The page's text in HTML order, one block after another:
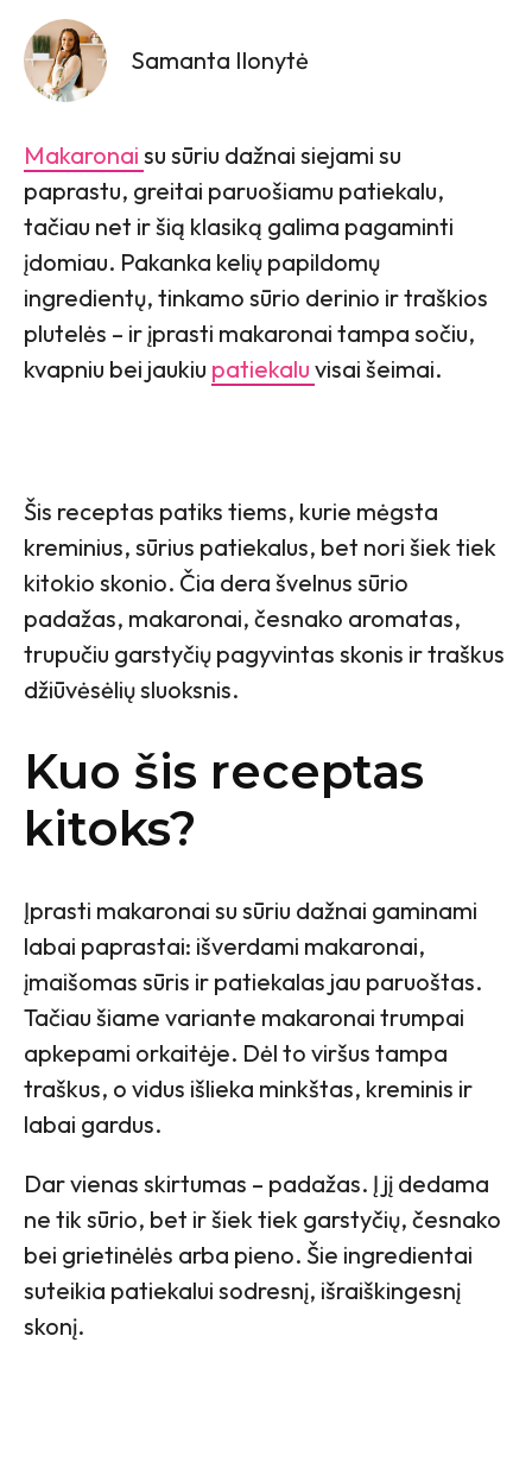
Samanta Ilonytė
Makaronai su sūriu dažnai siejami su
paprastu, greitai paruošiamu patiekalu,
tačiau net ir šią klasiką galima pagaminti
įdomiau. Pakanka kelių papildomų
ingredientų, tinkamo sūrio derinio ir traškios
plutelės – ir įprasti makaronai tampa sočiu,
kvapniu bei jaukiu patiekalu visai šeimai.
Šis receptas patiks tiems, kurie mėgsta
kreminius, sūrius patiekalus, bet nori šiek tiek
kitokio skonio. Čia dera švelnus sūrio
padažas, makaronai, česnako aromatas,
trupučiu garstyčių pagyvintas skonis ir traškus
džiūvėsėlių sluoksnis.
Kuo šis receptas
kitoks?
Įprasti makaronai su sūriu dažnai gaminami
labai paprastai: išverdami makaronai,
įmaišomas sūris ir patiekalas jau paruoštas.
Tačiau šiame variante makaronai trumpai
apkepami orkaitėje. Dėl to viršus tampa
traškus, o vidus išlieka minkštas, kreminis ir
labai gardus.
Dar vienas skirtumas – padažas. Į jį dedama
ne tik sūrio, bet ir šiek tiek garstyčių, česnako
bei grietinėlės arba pieno. Šie ingredientai
suteikia patiekalui sodresnį, išraiškingesnį
skonį.